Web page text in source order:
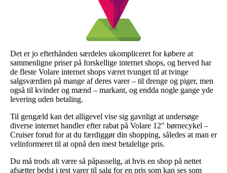
Det er jo efterhånden særdeles ukompliceret for købere at
sammenligne priser på forskellige internet shops, og herved har
de fleste Volare internet shops været tvunget til at tvinge
salgsværdien på mange af deres varer – til drenge og piger, men
også til kvinder og mænd – markant, og endda nogle gange yde
levering uden betaling.
Til gengæld kan det alligevel vise sig gavnligt at undersøge
diverse internet handler efter rabat på Volare 12″ børnecykel –
Cruiser forud for at du færdiggør din shopping, således at man er
velinformeret til at opnå den mest betalelige pris.
Du må trods alt være så påpasselig, at hvis en shop på nettet
afsætter bedst i test varer til salg for en pris som kan ses som